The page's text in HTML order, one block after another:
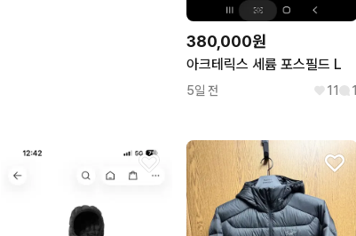
380,000원
아크테릭스 세륨 포스필드 L
5일 전 11 1